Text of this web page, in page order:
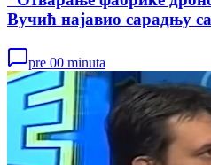
Вучић најавио сарадњу
pre 00 minuta